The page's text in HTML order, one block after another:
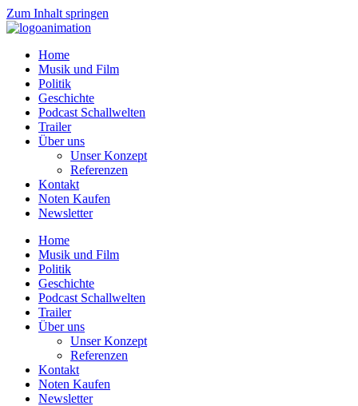
Zum Inhalt springen
Home
Musik und Film
Politik
Geschichte
Podcast Schallwelten
Trailer
Über uns
Unser Konzept
Referenzen
Kontakt
Noten Kaufen
Newsletter
Home
Musik und Film
Politik
Geschichte
Podcast Schallwelten
Trailer
Über uns
Unser Konzept
Referenzen
Kontakt
Noten Kaufen
Newsletter